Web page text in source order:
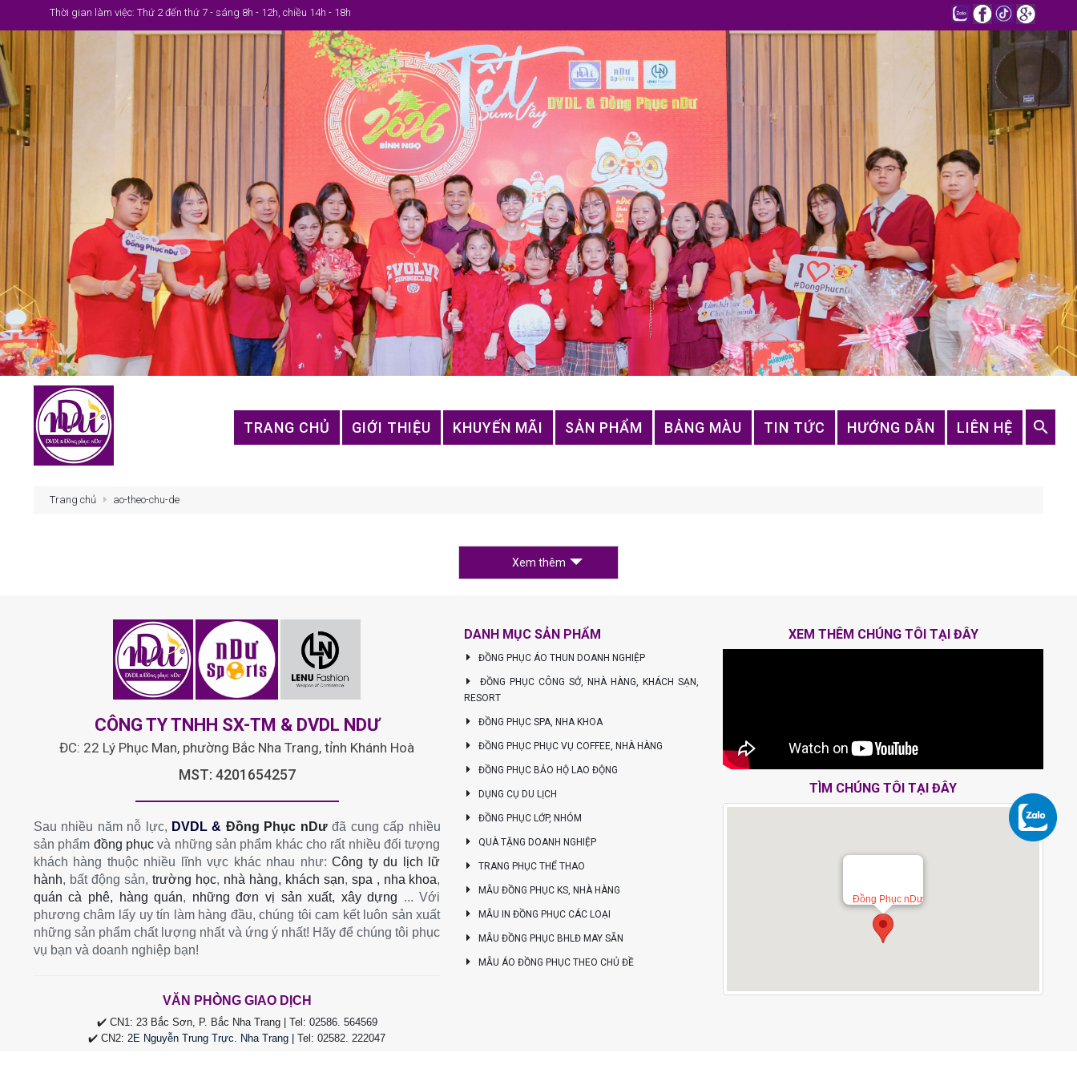
Thời gian làm việc: Thứ 2 đến thứ 7 - sáng 8h - 12h, chiều 14h - 18h
TRANG CHỦ GIỚI THIỆU KHUYẾN MÃI SẢN PHẨM BẢNG MÀU TIN TỨC HƯỚNG DẪN LIÊN HỆ
Trang chủ ao-theo-chu-de
Xem thêm
CÔNG TY TNHH SX-TM & DVDL NDƯ
ĐC: 22 Lý Phục Man, phường Bắc Nha Trang, tỉnh Khánh Hoà
MST: 4201654257
Sau nhiều năm nỗ lực, DVDL & Đồng Phục nDưđã cung cấp nhiều
sản phẩm đồng phụcvà những sản phẩm khác cho rất nhiều đối tượng
khách hàng thuộc nhiều lĩnh vực khác nhau như:Công ty du lịch lữ
hành, bất động sản, trường học, nhà hàng, khách sạn, spa , nha khoa,
quán cà phê, hàng quán, những đơn vị sản xuất, xây dựng ... Với
phương châm lấy uy tín làm hàng đầu, chúng tôi cam kết luôn sản xuất
những sản phẩm chất lượng nhất và ứng ý nhất! Hãy để chúng tôi phục
vụ bạn và doanh nghiệp bạn!
VĂN PHÒNG GIAO DỊCH
✔️ CN1: 23 Bắc Sơn, P. Bắc Nha Trang | Tel: 02586. 564569
✔️ CN2:2E Nguyễn Trung Trực. Nha Trang |Tel :02582. 222047
DANH MỤC SẢN PHẨM
ĐỒNG PHỤC ÁO THUN DOANH NGHIỆP
ĐỒNG PHỤC CÔNG SỞ, NHÀ HÀNG, KHÁCH SẠN,
RESORT
ĐỒNG PHỤC SPA, NHA KHOA
ĐỒNG PHỤC PHỤC VỤ COFFEE, NHÀ HÀNG
ĐỒNG PHỤC BẢO HỘ LAO ĐỘNG
DỤNG CỤ DU LỊCH
ĐỒNG PHỤC LỚP, NHÓM
QUÀ TẶNG DOANH NGHIỆP
TRANG PHỤC THỂ THAO
MẪU ĐỒNG PHỤC KS, NHÀ HÀNG
MẪU IN ĐỒNG PHỤC CÁC LOẠI
MẪU ĐỒNG PHỤC BHLĐ MAY SẴN
MẪU ÁO ĐỒNG PHỤC THEO CHỦ ĐỀ
XEM THÊM CHÚNG TÔI TẠI ĐÂY
TÌM CHÚNG TÔI TẠI ĐÂY
Đồng Phục nDư